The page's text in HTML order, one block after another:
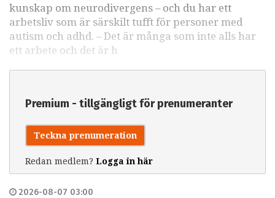
kunskap om neurodivergens – och du har ett
arbetsliv som är särskilt tufft för personer med
autism och adhd. – Det är många som inte alls har
ett arbete och det är h
Premium - tillgängligt för prenumeranter
Teckna prenumeration
Redan medlem? Logga in här
2026-08-07 03:00